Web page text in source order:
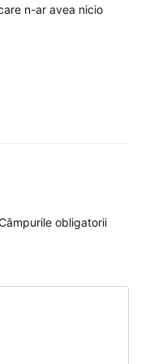
n-ar avea nicio
obligatorii